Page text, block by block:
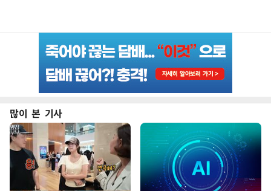
많이 본 기사